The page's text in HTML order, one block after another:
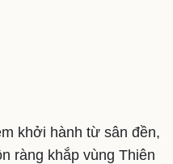
khởi hành từ sân đền,
ràng khắp vùng Thiên